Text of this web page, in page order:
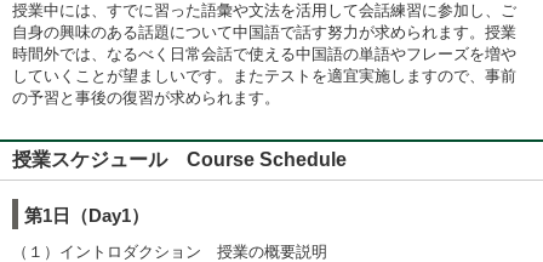
授業中には、すでに習った語彙や文法を活用して会話練習に参加し、ご
自身の興味のある話題について中国語で話す努力が求められます。授業
時間外では、なるべく日常会話で使える中国語の単語やフレーズを増や
していくことが望ましいです。またテストを適宜実施しますので、事前
の予習と事後の復習が求められます。
授業スケジュール Course Schedule
第1日（Day1）
（１）イントロダクション 授業の概要説明